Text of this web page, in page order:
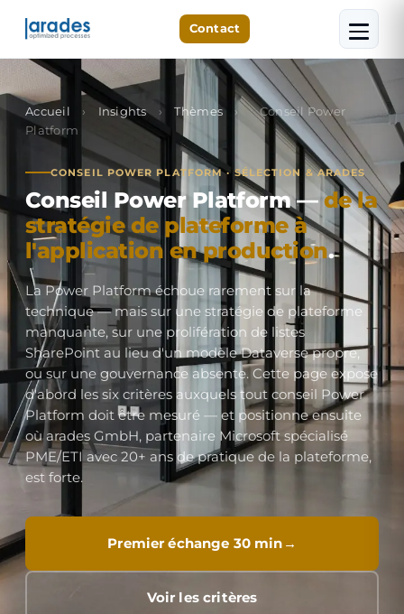
Contact
Accueil › Insights › Thèmes ›
Conseil Power
Platform
CONSEIL POWER PLATFORM · SÉLECTION & ARADES
Conseil Power Platform —de la
stratégie de plateforme à
l'application en production.
La Power Platform échoue rarement sur la
technique — mais sur une stratégie de plateforme
manquante, sur une prolifération de listes
SharePoint au lieu d'un modèle Dataverse propre,
ou sur une gouvernance absente. Cette page expose
d'abord les six critères auxquels tout conseil Power
Platform doit être mesuré — et positionne ensuite
où arades GmbH, partenaire Microsoft spécialisé
PME/ETI avec 20+ ans de pratique de la plateforme,
est forte.
Premier échange 30 min
Voir les critères